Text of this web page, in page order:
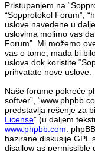
Pristupanjem na
“Sopprotokol Forum”,
uslove navedene u
uslovima molimo vas
Forum”. Mi možemo
vas o tome, mada bi
uslova dok koristite
prihvatate nove uslove.
Naše forume pokreće
softver”,
predstavlja rešenje za
License” (u daljem
www.phpbb.com.
bazirane diskusije GPL
disallow as permissible